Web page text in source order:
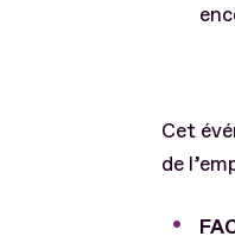
Cet
de